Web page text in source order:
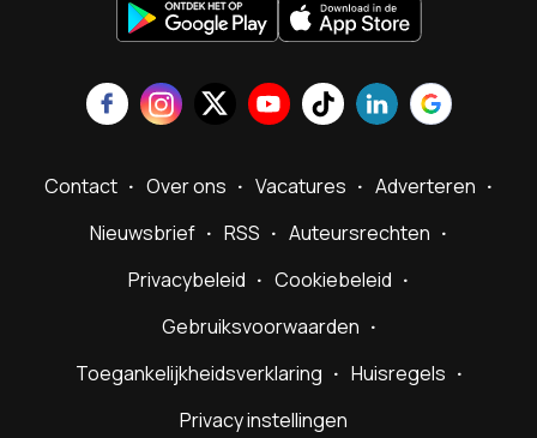
Contact Over ons Vacatures
Adverteren
Nieuwsbrief
RSS
Auteursrechten
Privacybeleid
Cookiebeleid
Gebruiksvoorwaarden
Toegankelijkheidsverklaring
Huisregels
Privacy instellingen